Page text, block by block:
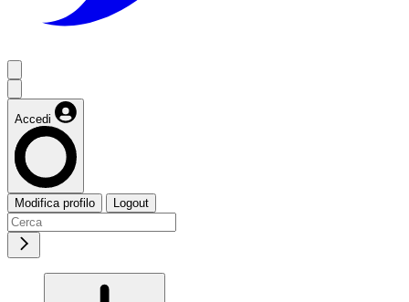
Accedi
Modifica profilo Logout